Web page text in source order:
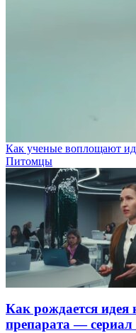
Как ученые воплощают
Питомцы
Как рождается идея
препарата —